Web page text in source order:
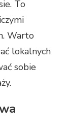
To
Warto
lokalnych
sobie